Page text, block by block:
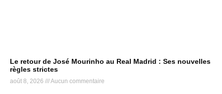
Le retour de José Mourinho au Real Madrid : Ses nouvelles
règles strictes
août 8, 2026 Aucun commentaire